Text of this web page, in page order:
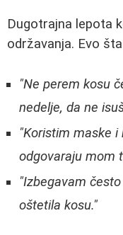
Dugotrajna lepota
održavanja. Evo
"Ne perem kosu
nedelje, da ne
"Koristim maske
odgovaraju mom
"Izbegavam
oštetila kosu."